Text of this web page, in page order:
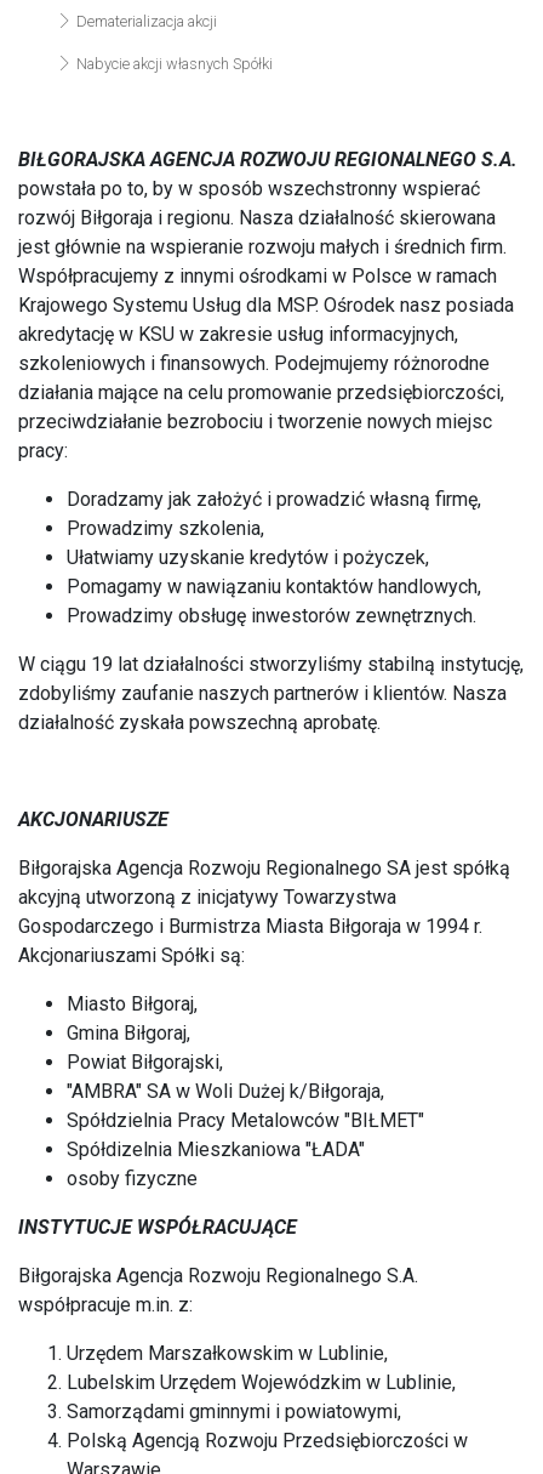
Dematerializacja akcji
Nabycie akcji własnych Spółki
BIŁGORAJSKA AGENCJA ROZWOJU REGIONALNEGO S.A.
powstała po to, by w sposób wszechstronny wspierać
rozwój Biłgoraja i regionu. Nasza działalność skierowana
jest głównie na wspieranie rozwoju małych i średnich firm.
Współpracujemy z innymi ośrodkami w Polsce w ramach
Krajowego Systemu Usług dla MSP. Ośrodek nasz posiada
akredytację w KSU w zakresie usług informacyjnych,
szkoleniowych i finansowych. Podejmujemy różnorodne
działania mające na celu promowanie przedsiębiorczości,
przeciwdziałanie bezrobociu i tworzenie nowych miejsc
pracy:
Doradzamy jak założyć i prowadzić własną firmę,
Prowadzimy szkolenia,
Ułatwiamy uzyskanie kredytów i pożyczek,
Pomagamy w nawiązaniu kontaktów handlowych,
Prowadzimy obsługę inwestorów zewnętrznych.
W ciągu 19 lat działalności stworzyliśmy stabilną instytucję,
zdobyliśmy zaufanie naszych partnerów i klientów. Nasza
działalność zyskała powszechną aprobatę.
AKCJONARIUSZE
Biłgorajska Agencja Rozwoju Regionalnego SA jest spółką
akcyjną utworzoną z inicjatywy Towarzystwa
Gospodarczego i Burmistrza Miasta Biłgoraja w 1994 r.
Akcjonariuszami Spółki są:
Miasto Biłgoraj,
Gmina Biłgoraj,
Powiat Biłgorajski,
"AMBRA" SA w Woli Dużej k/Biłgoraja,
Spółdzielnia Pracy Metalowców "BIŁMET"
Spółdizelnia Mieszkaniowa "ŁADA"
osoby fizyczne
INSTYTUCJE WSPÓŁRACUJĄCE
Biłgorajska Agencja Rozwoju Regionalnego S.A.
współpracuje m.in. z:
Urzędem Marszałkowskim w Lublinie,
Lubelskim Urzędem Wojewódzkim w Lublinie,
Samorządami gminnymi i powiatowymi,
Polską Agencją Rozwoju Przedsiębiorczości w